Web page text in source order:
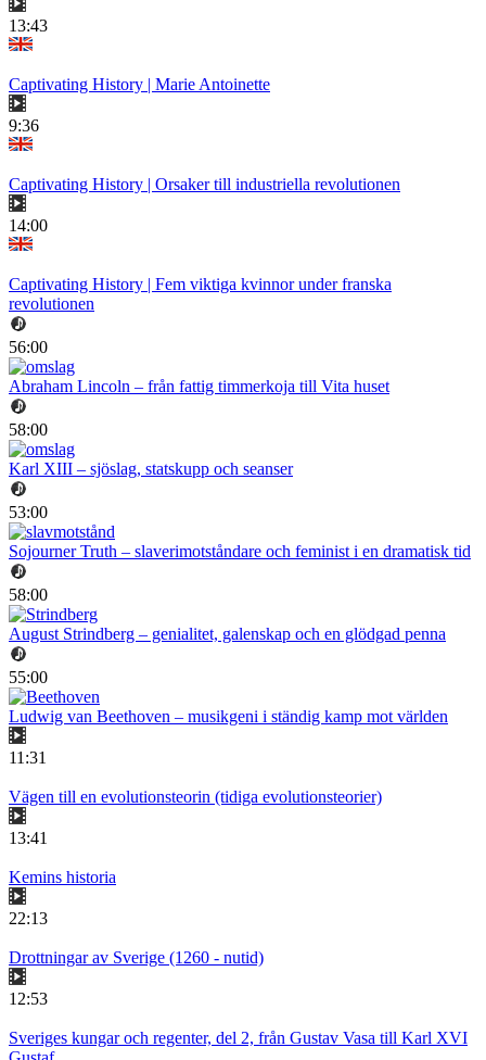
13:43
Captivating History | Marie Antoinette
9:36
Captivating History | Orsaker till industriella revolutionen
14:00
Captivating History | Fem viktiga kvinnor under franska
revolutionen
56:00
Abraham Lincoln – från fattig timmerkoja till Vita huset
58:00
Karl XIII – sjöslag, statskupp och seanser
53:00
Sojourner Truth – slaverimotståndare och feminist i en dramatisk tid
58:00
August Strindberg – genialitet, galenskap och en glödgad penna
55:00
Ludwig van Beethoven – musikgeni i ständig kamp mot världen
11:31
Vägen till en evolutionsteorin (tidiga evolutionsteorier)
13:41
Kemins historia
22:13
Drottningar av Sverige (1260 - nutid)
12:53
Sveriges kungar och regenter, del 2, från Gustav Vasa till Karl XVI